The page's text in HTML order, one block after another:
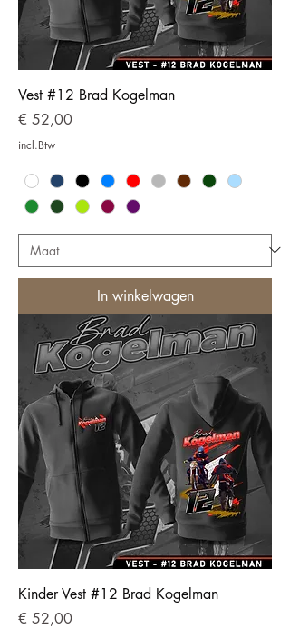
Vest #12 Brad Kogelman
Prijs
€ 52,00
incl.Btw
In winkelwagen
Kinder Vest #12 Brad Kogelman
Prijs
€ 52,00